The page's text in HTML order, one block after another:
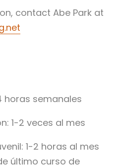
contact Abe Park at
semanales
1-2 veces al mes
1-2 horas al mes
último curso de